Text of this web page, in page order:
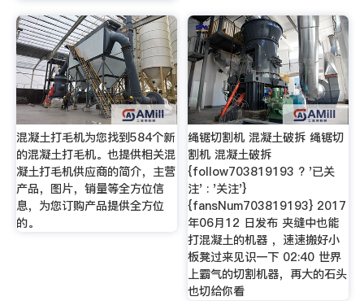
混凝土打毛机为您找到584个新
的混凝土打毛机。也提供相关混
凝土打毛机供应商的简介，主营
产品，图片，销量等全方位信
息，为您订购产品提供全方位
的。
绳锯切割机 混凝土破拆 绳锯切
割机 混凝土破拆
{follow703819193 ? '已关
注' : '关注'}
{fansNum703819193} 2017
年06月12 日发布 夹缝中也能
打混凝土的机器 ，速速搬好小
板凳过来见识一下 02:40 世界
上霸气的切割机器，再大的石头
也切给你看